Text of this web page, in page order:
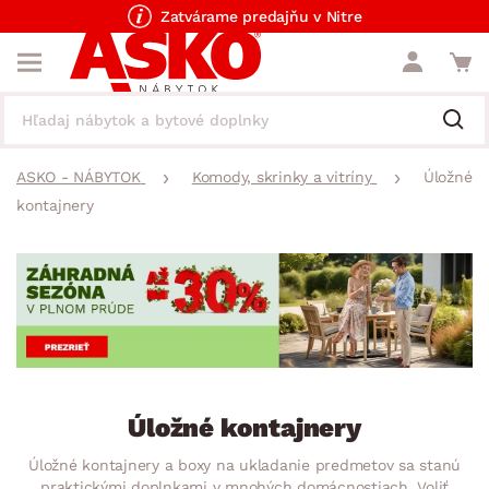
Zatvárame predajňu v Nitre
ASKO - NÁBYTOK Komody, skrinky a vitríny
Úložné
kontajnery
Úložné kontajnery
Úložné kontajnery a boxy na ukladanie predmetov sa stanú